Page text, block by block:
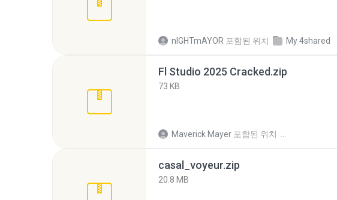
nIGHTmAYOR 포함된 위치 My 4shared
Fl Studio 2025 Cracked.zip
73 KB
Maverick Mayer 포함된 위치
casal_voyeur.zip
20.8 MB